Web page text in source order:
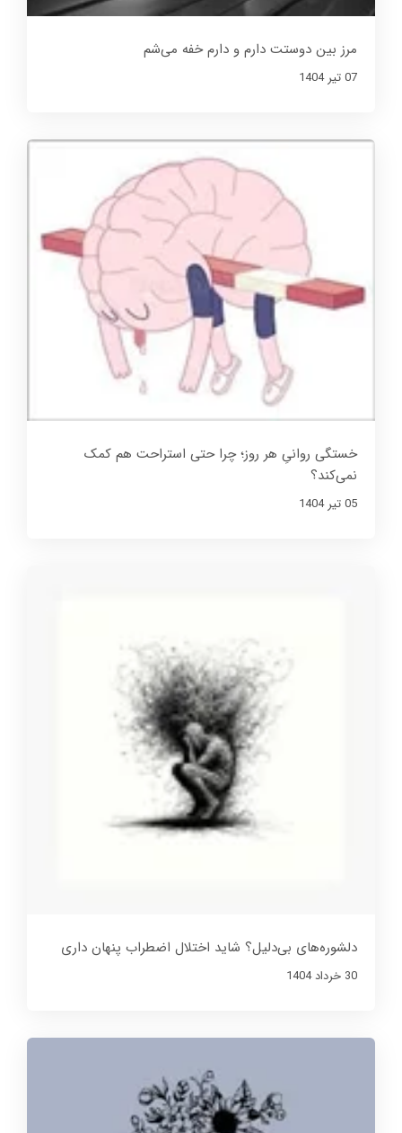
مرز بین دوستت دارم و دارم خفه می‌شم
07 تير 1404
خستگی روانیِ هر روز؛ چرا حتی استراحت هم کمک
نمی‌کند؟
05 تير 1404
دلشوره‌های بی‌دلیل؟ شاید اختلال اضطراب پنهان داری
30 خرداد 1404